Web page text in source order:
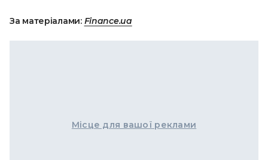
За матеріалами: Finance.ua
Місце для вашої реклами